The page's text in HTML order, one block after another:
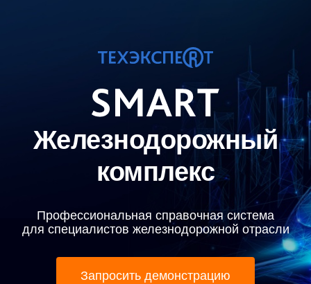
Железнодорожный
комплекс
Профессиональная справочная система
для специалистов железнодорожной отрасли
Запросить демонстрацию